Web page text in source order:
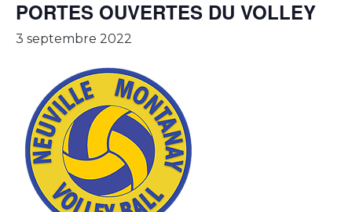
PORTES OUVERTES DU VOLLEY
3 septembre 2022